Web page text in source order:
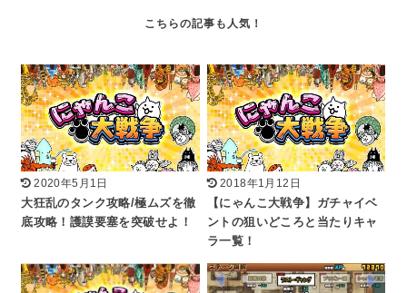
2020年5月1日
大狂乱のタンク攻略/極ムズを徹
底攻略！護謨要塞を突破せよ！
2018年1月12日
【にゃんこ大戦争】ガチャイベ
ントの狙いどころと当たりキャ
ラ一覧！